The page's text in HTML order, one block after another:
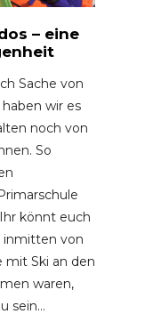
– eine
Sache von
wir es
noch von
So
könnt euch
inmitten von
mit Ski an den
waren,
sein…